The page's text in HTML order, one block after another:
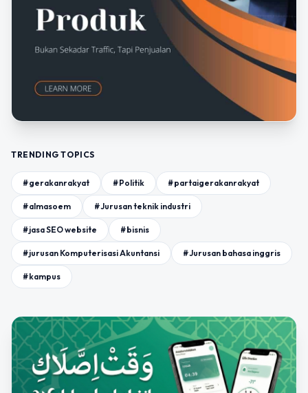
TRENDING TOPICS
#gerakanrakyat #Politik #partaigerakanrakyat
#almasoem #Jurusan teknik industri
#jasa SEO website #bisnis
#jurusan Komputerisasi Akuntansi #Jurusan bahasa inggris
#kampus